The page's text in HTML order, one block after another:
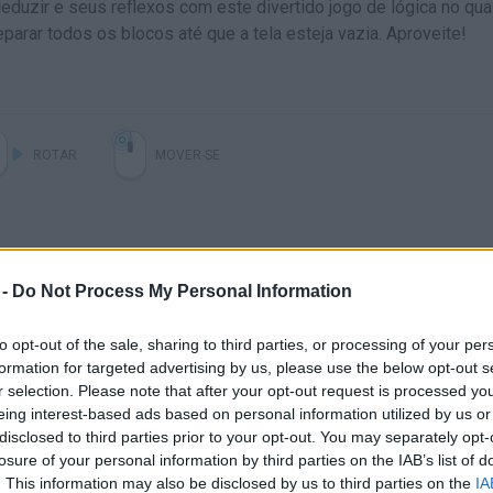
Do Not Process My Personal Information
opt-out of the sale, sharing to third parties, or processing of your
for targeted advertising by us, please use the below opt-out
selection. Please note that after your opt-out request is processed
interest-based ads based on personal information utilized by us
to third parties prior to your opt-out. You may separately
of your personal information by third parties on the IAB’s list of
This information may also be disclosed by us to third parties on the
e seus reflexos com este divertido jogo de lógica no
todos os blocos até que a tela esteja vazia. Aproveite!
VER MAIS